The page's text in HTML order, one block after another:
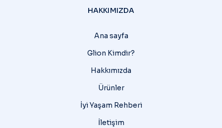
HAKKIMIZDA
Ana sayfa
Glion Kimdir?
Hakkımızda
Ürünler
İyi Yaşam Rehberi
İletişim